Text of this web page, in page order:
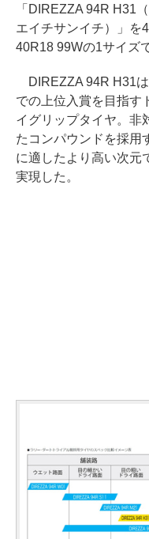
「DIREZZA 94R H31
エイチサンイチ）」を
40R18 99Wの1サイズ
DIREZZA 94R H31
での上位入賞を目指す
イグリップタイヤ。非
たコンパウンドを採用
に適したより高い次元
実現した。